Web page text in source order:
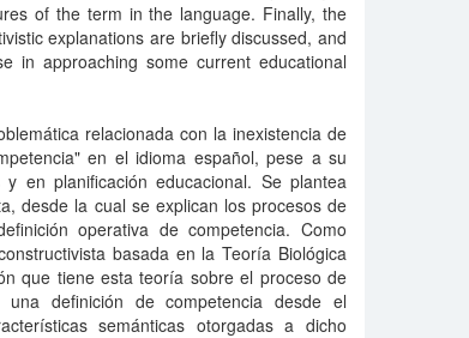
of the term in the language. Finally, the
explanations are briefly discussed, and
in approaching some current educational
relacionada con la inexistencia de
en el idioma español, pese a su
en planificación educacional. Se plantea
desde la cual se explican los procesos de
operativa de competencia. Como
basada en la Teoría Biológica
que tiene esta teoría sobre el proceso de
definición de competencia desde el
semánticas otorgadas a dicho